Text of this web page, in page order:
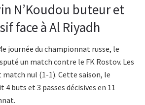
N’Koudou buteur et
face à Al Riyadh
journée du championnat russe, le
un match contre le FK Rostov. Les
nul (1-1). Cette saison, le
4 buts et 3 passes décisives en 11